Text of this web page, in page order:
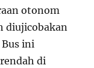
otonom
diujicobakan
ini
di